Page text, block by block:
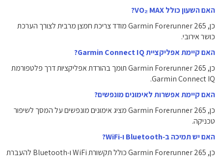
האם השעון כולל VO₂ MAX?
כן, Garmin Forerunner 265 מודד צריכת חמצן מרבית לצורך הערכת
כושר אירובי.
האם קיימת אפליקציית Garmin Connect IQ?
כן, Garmin Forerunner 265 תומך בהורדת אפליקציות דרך פלטפורמת
Garmin Connect IQ.
האם קיימת אפשרות לאימונים מונפשים?
כן, Garmin Forerunner 265 מציג אימונים מונפשים על המסך לשיפור
טכניקה.
האם יש תמיכה ב‑Bluetooth ו‑WiFi?
כן, Garmin Forerunner 265 כולל תקשורת WiFi ו‑Bluetooth להעברת